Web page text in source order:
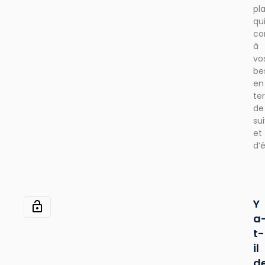
qui
à
en
de
et
Y
t-
il